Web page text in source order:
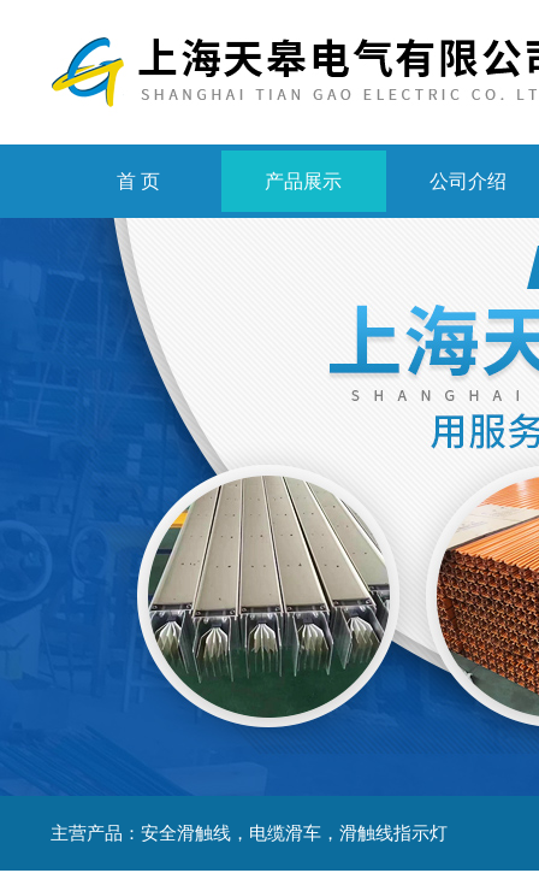
首 页 产品展示 公司介绍
主营产品：安全滑触线，电缆滑车，滑触线指示灯